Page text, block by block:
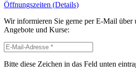
Öffnungszeiten (Details)
Wir informieren Sie gerne per E-Mail über
Angebote und Kurse:
Bitte diese Zeichen in das Feld unten